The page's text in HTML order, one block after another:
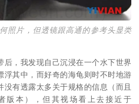
照片，但透镜跟高通的参考头显类
后，我发现自己沉浸在一个水下世界
浮其中，而好奇的海龟则时不时地游
没有透露太多关于规格的信息（而且
版本），但其视场看上去接近于
）